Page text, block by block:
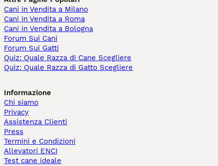
Cani in Vendita a Milano
Cani in Vendita a Roma
Cani in Vendita a Bologna
Forum Sui Cani
Forum Sui Gatti
Quiz: Quale Razza di Cane Scegliere
Quiz: Quale Razza di Gatto Scegliere
Informazione
Chi siamo
Privacy
Assistenza Clienti
Press
Termini e Condizioni
Allevatori ENCI
Test cane ideale